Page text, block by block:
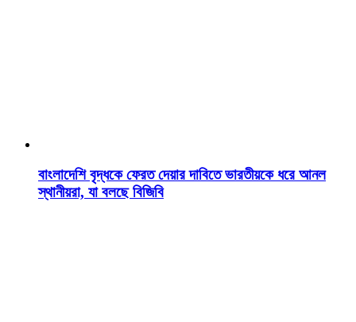
বাংলাদেশি বৃদ্ধকে ফেরত দেয়ার দাবিতে ভারতীয়কে ধরে আনল
স্থানীয়রা, যা বলছে বিজিবি